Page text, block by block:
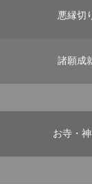
悪縁切
諸願成
お寺・